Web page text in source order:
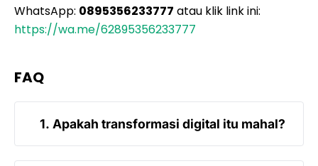
WhatsApp: 0895356233777 atau klik link ini:
https://wa.me/62895356233777
FAQ
1. Apakah transformasi digital itu mahal?